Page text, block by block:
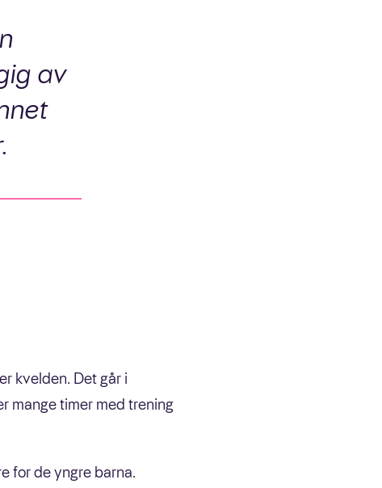
av
kvelden. Det går i
mange timer med trening
for de yngre barna.